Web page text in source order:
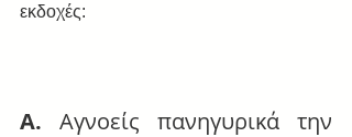
εκδοχές:
A. Αγνοείς πανηγυρικά την